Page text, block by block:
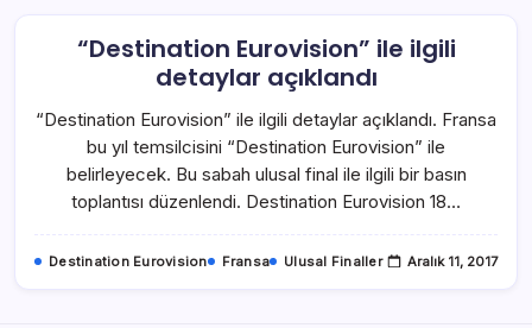
“Destination Eurovision” ile ilgili
detaylar açıklandı
“Destination Eurovision” ile ilgili detaylar açıklandı. Fransa
bu yıl temsilcisini “Destination Eurovision” ile
belirleyecek. Bu sabah ulusal final ile ilgili bir basın
toplantısı düzenlendi. Destination Eurovision 18…
Destination Eurovision Fransa Ulusal Finaller Aralık 11, 2017